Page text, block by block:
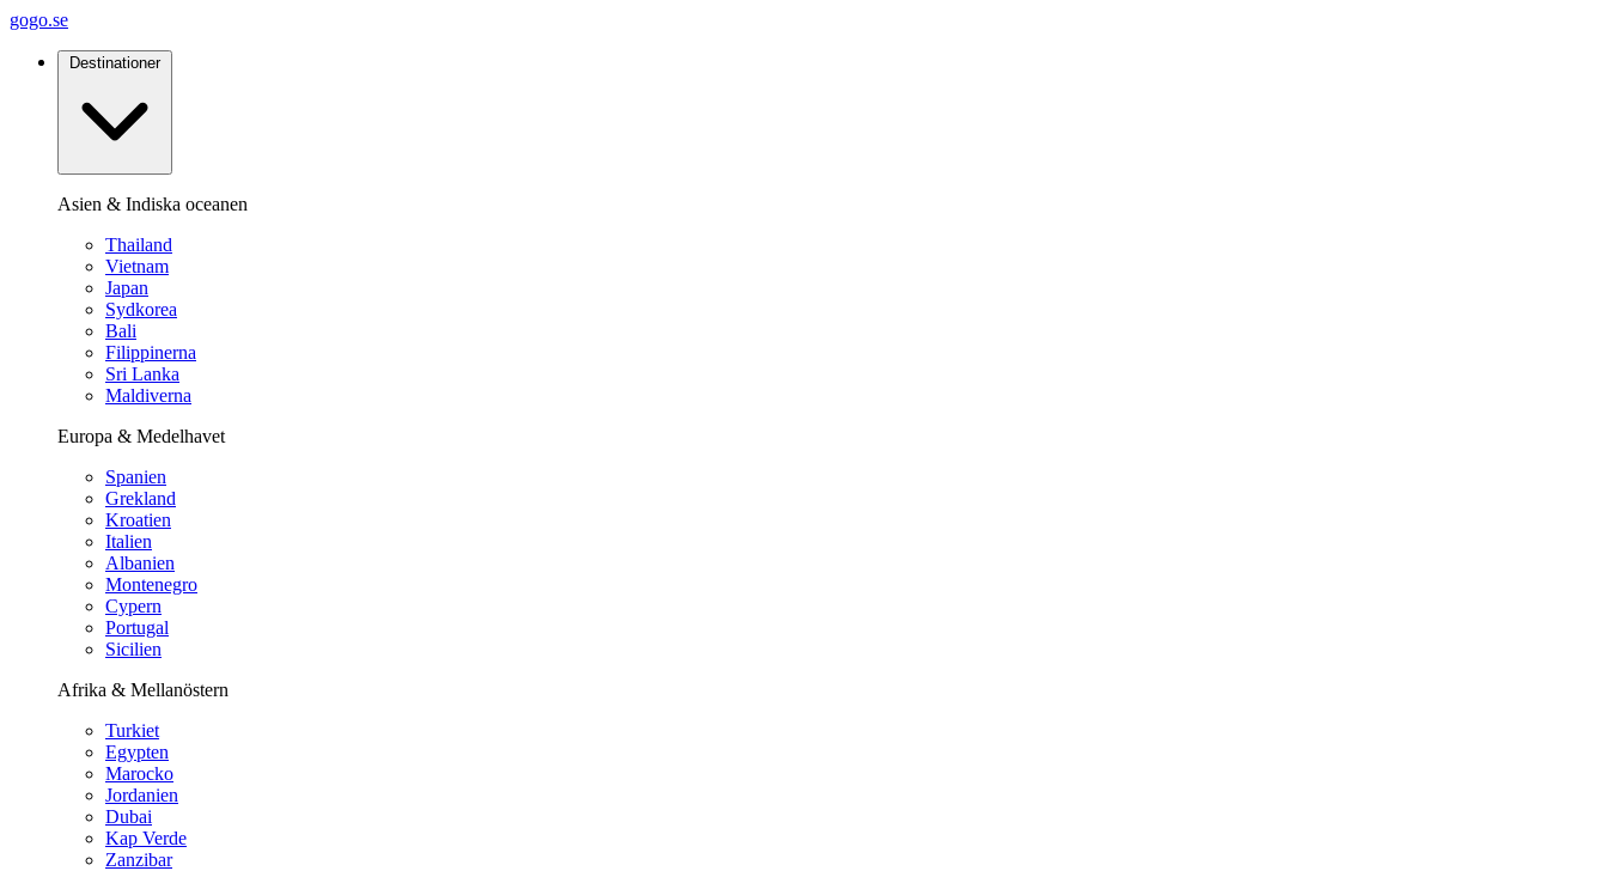
gogo.se
Destinationer
Asien & Indiska oceanen
Thailand
Vietnam
Japan
Sydkorea
Bali
Filippinerna
Sri Lanka
Maldiverna
Europa & Medelhavet
Spanien
Grekland
Kroatien
Italien
Albanien
Montenegro
Cypern
Portugal
Sicilien
Afrika & Mellanöstern
Turkiet
Egypten
Marocko
Jordanien
Dubai
Kap Verde
Zanzibar